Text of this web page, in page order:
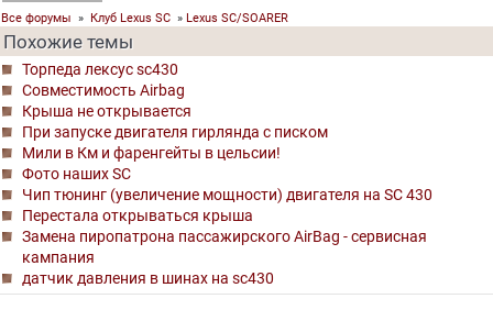
Все форумы » Клуб Lexus SC » Lexus SC/SOARER
Похожие темы
Торпеда лексус sc430
Совместимость Airbag
Крыша не открывается
При запуске двигателя гирлянда с писком
Мили в Км и фаренгейты в цельсии!
Фото наших SC
Чип тюнинг (увеличение мощности) двигателя на SC 430
Перестала открываться крыша
Замена пиропатрона пассажирского AirBag - сервиcная
кампания
датчик давления в шинах на sc430